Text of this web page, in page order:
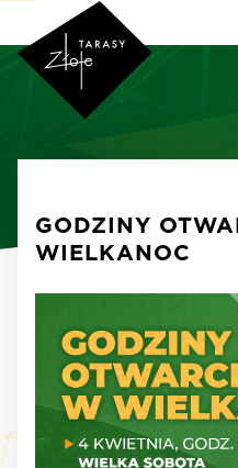
GODZINY
WIELKANOC